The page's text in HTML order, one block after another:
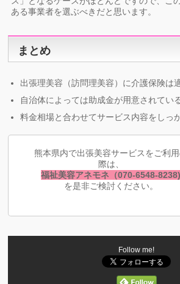
ある事業者を選ぶべきだと思います。
まとめ
出張理美容（訪問理美容）に介護保険は
自治体によっては助成金が用意されてい
料金相場と合わせてサービス内容をしっ
熊本県内で出張美容サービスをご利
際は、
福祉美容アネモネ（070-6548-8238)
を是非ご検討ください。
Follow me!